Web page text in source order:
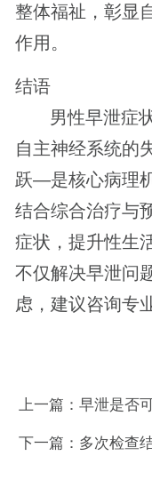
整体福祉，彰显
作用。
结语
男性早泄症
自主神经系统的
跃—是核心病理
结合综合治疗与
症状，提升性生
不仅解决早泄问
虑，建议咨询专
上一篇： 早泄是否
下一篇： 多次检查